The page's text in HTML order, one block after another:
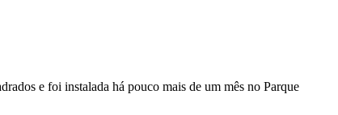
e foi instalada há pouco mais de um mês no Parque